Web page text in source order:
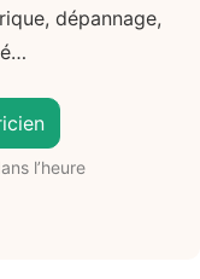
dépannage,
l’heure